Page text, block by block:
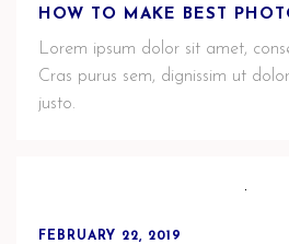
HOW TO MAKE BEST
Lorem ipsum dolor sit amet,
Cras purus sem, dignissim ut
justo.
FEBRUARY 22, 2019